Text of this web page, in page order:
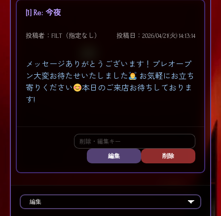
[1] Re: 今夜
投稿者：FILT（指定なし） 投稿日：2026/04/21(火) 14:13:14
メッセージありがとうございます！プレオープ
ン大変お待たせいたしました
お気軽にお立ち
寄りください
本日のご来店お待ちしておりま
す!
編集 削除